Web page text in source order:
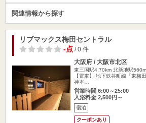
関連情報から探す
リブマックス梅田セントラル
-点/ 0 件
大阪府 / 大阪市北区
東三国駅4.70km 北新地駅560m
【電車】 地下鉄谷町線「東梅
神本…
営業時間 6:00～25:00
入浴料金 2,500円～
宿泊
クーポンあり